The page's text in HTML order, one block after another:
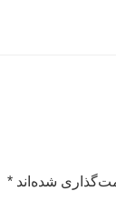
شده‌اند *